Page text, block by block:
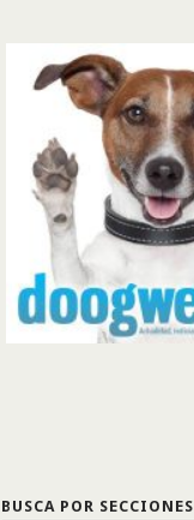
BUSCA POR SECCIONES